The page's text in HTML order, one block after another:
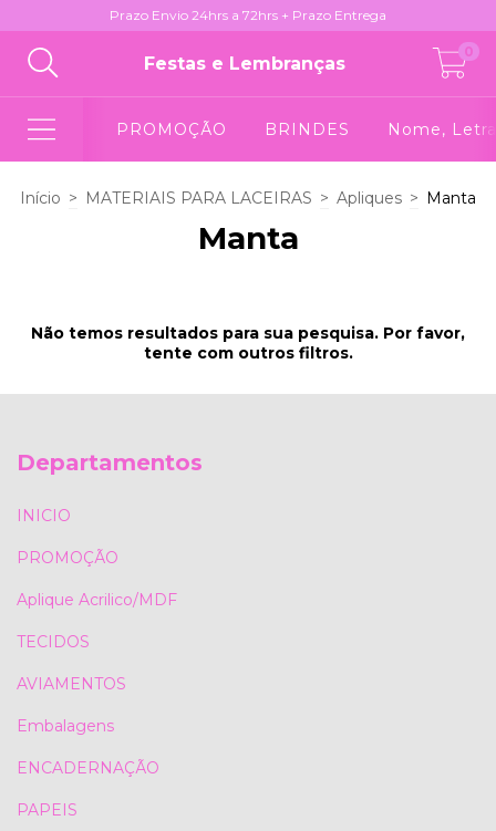
Prazo Envio 24hrs a 72hrs + Prazo Entrega
Festas e Lembranças
0
PROMOÇÃO BRINDES Nome,
Início > MATERIAIS PARA LACEIRAS > Apliques > Manta
Manta
Não temos resultados para sua pesquisa. Por favor,
tente com outros filtros.
Departamentos
INICIO
PROMOÇÃO
Aplique Acrilico/MDF
TECIDOS
AVIAMENTOS
Embalagens
ENCADERNAÇÃO
PAPEIS